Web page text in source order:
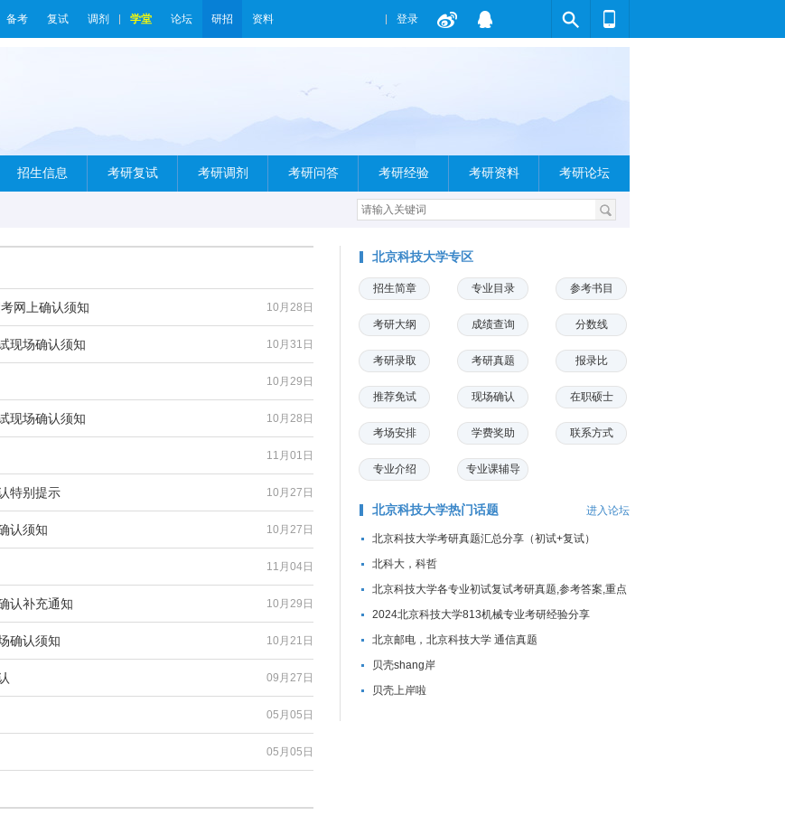
备考 复试 调剂 学堂 论坛 研招 资料 登录
招生信息 考研复试 考研调剂 考研问答 考研经验 考研资料 考研论坛
10月28日
网上确认须知
10月31日
现场确认须知
10月29日
10月28日
现场确认须知
11月01日
10月27日
特别提示
10月27日
认须知
11月04日
10月29日
认补充通知
10月21日
确认须知
09月27日
05月05日
05月05日
北京科技大学专区
招生简章 专业目录 参考书目
考研大纲 成绩查询 分数线
考研录取 考研真题 报录比
推荐免试 现场确认 在职硕士
考场安排 学费奖助 联系方式
专业介绍 专业课辅导
北京科技大学热门话题 进入论坛
北京科技大学考研真题汇总分享（初试+复试）
北科大，科哲
北京科技大学各专业初试复试考研真题,参考答案,重点
范围
2024北京科技大学813机械专业考研经验分享
北京邮电，北京科技大学 通信真题
贝壳shang岸
贝壳上岸啦